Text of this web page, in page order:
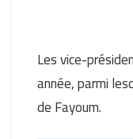
Les vice-
année, parmi
de Fayoum.